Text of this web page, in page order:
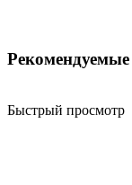
Быстрый просмотр